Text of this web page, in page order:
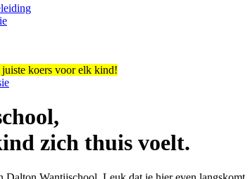
koers voor elk kind!
zich thuis voelt.